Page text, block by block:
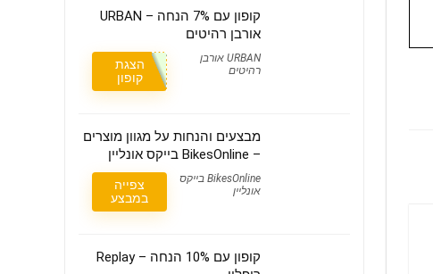
קופון עם 7% הנחה – URBAN
אורבן רהיטים
URBAN אורבן
רהיטים
הצגת
קופון
מבצעים והנחות על מגוון מוצרים
– BikesOnline בייקס אונליין
BikesOnline בייקס
אונליין
צפייה
במבצע
קופון עם 10% הנחה – Replay